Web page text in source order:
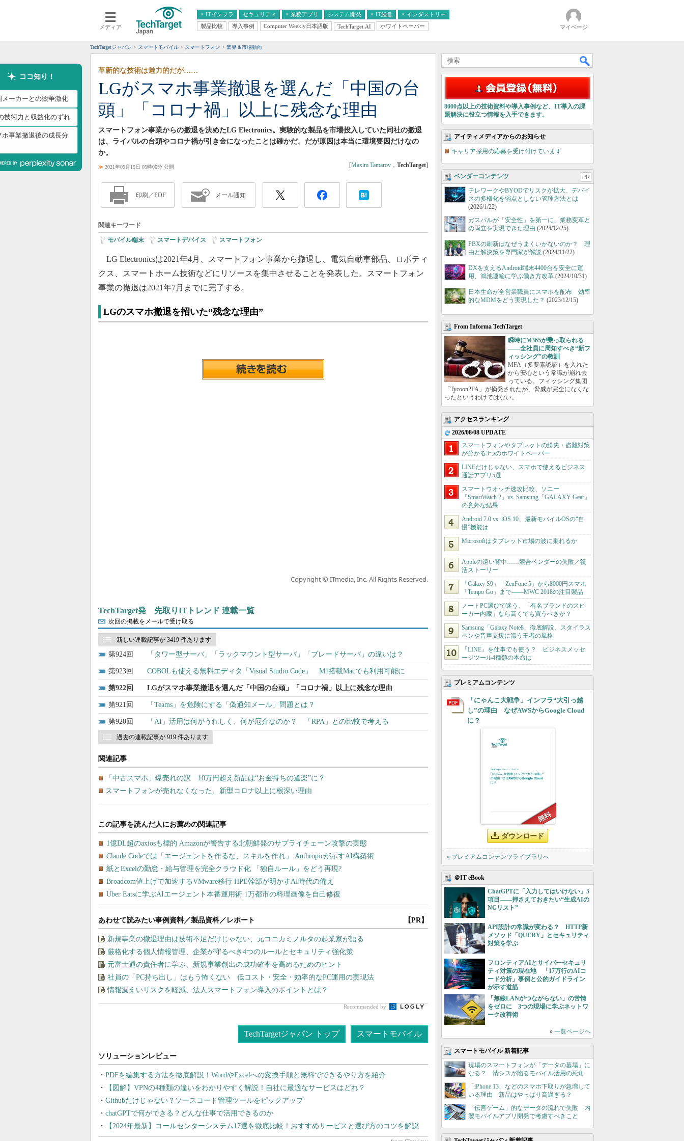
メディア
ITインフラ
クラウド
スマートモバイル
ネットワーク
システム運用管理
セキュリティ 業務アプリ
エンタープライズAI
ERP
CX
情報系システム
システム開発 IT経営
経営とIT
インダストリー
医療IT
製品比較 導入事例 Computer Weekly日本語版 TechTarget.AI ホワイトペーパー マイページ
TechTargetジャパン スマートモバイル スマートフォン 業界＆市場動向
ココ知り！
メーカーとの競争激化
技術力と収益化のずれ
ホ事業撤退後の成長分
LGがスマホ事業撤退を選んだ「中国の台
頭」「コロナ禍」以上に残念な理由
革新的な技術は魅力的だが……
スマートフォン事業からの撤退を決めたLG Electronics。実験的な製品を市場投入していた同社の撤退
は、ライバルの台頭やコロナ禍が引き金になったことは確かだ。だが原因は本当に環境要因だけなの
か。
≫ 2021年05月15日 05時00分 公開 [Maxim Tamarov ， TechTarget]
印刷／PDF メール通知
関連キーワード
モバイル端末 スマートデバイス スマートフォン
LG Electronicsは2021年4月、スマートフォン事業から撤退し、電気自動車部品、ロボティ
クス、スマートホーム技術などにリソースを集中させることを発表した。スマートフォン
事業の撤退は2021年7月までに完了する。
LGのスマホ撤退を招いた“残念な理由”
Copyright © ITmedia, Inc. All Rights Reserved.
TechTarget発 先取りITトレンド 連載一覧
次回の掲載をメールで受け取る
新しい連載記事が 3419 件あります
924 「タワー型サーバ」「ラックマウント型サーバ」「ブレードサーバ」の違いは？
923 COBOLも使える無料エディタ「Visual Studio Code」 M1搭載Macでも利用可能に
922 LGがスマホ事業撤退を選んだ「中国の台頭」「コロナ禍」以上に残念な理由
921 「Teams」を危険にする「偽通知メール」問題とは？
920 「AI」活用は何がうれしく、何が厄介なのか？ 「RPA」との比較で考える
過去の連載記事が 919 件あります
関連記事
「中古スマホ」爆売れの訳 10万円超え新品は“お金持ちの道楽”に？
スマートフォンが売れなくなった、新型コロナ以上に根深い理由
あわせて読みたい事例資料／製品資料／レポート 【PR】
新規事業の撤退理由は技術不足だけじゃない、元コニカミノルタの起業家が語る
厳格化する個人情報管理、企業が守るべき4つのルールとセキュリティ強化策
元富士通の責任者に学ぶ、新規事業創出の成功確率を高めるためのヒント
社員の「PC持ち出し」はもう怖くない 低コスト・安全・効率的なPC運用の実現法
情報漏えいリスクを軽減、法人スマートフォン導入のポイントとは？
Recommended by
TechTargetジャパン トップ スマートモバイル
PDFを編集する方法を徹底解説！WordやExcelへの変換手順と無料でできるやり方を紹介
【図解】VPNの4種類の違いをわかりやすく解説！自社に最適なサービスはどれ？
Githubだけじゃない？ソースコード管理ツールをピックアップ
chatGPTで何ができる？どんな仕事で活用できるのか
【2024年最新】コールセンターシステム17選を徹底比較！おすすめサービスと選び方のコツを解説
8000点以上の技術資料や導入事例など、IT導入の課
題解決に役立つ情報を入手できます。
アイティメディアからのお知らせ
キャリア採用の応募を受け付けています
ベンダーコンテンツ PR
テレワークやBYODでリスクが拡大、デバイ
スの多様化を弱点としない管理方法とは
(2026/1/22)
ガスパルが「安全性」を第一に、業務変革と
の両立を実現できた理由 (2024/12/25)
PBXの刷新はなぜうまくいかないのか？ 理
由と解決策を専門家が解説 (2024/11/22)
DXを支えるAndroid端末4400台を安全に運
用、鴻池運輸に学ぶ働き方改革 (2024/10/31)
日本生命が全営業職員にスマホを配布 効率
的なMDMをどう実現した？ (2023/12/15)
From Informa TechTarget
瞬時にM365が乗っ取られる
――全社員に周知すべき“新フ
ィッシング”の教訓
MFA（多要素認証）を入れた
から安心という常識が崩れ去
っている。フィッシング集団
「Tycoon2FA」が摘発されたが、脅威が完全になくな
ったというわけではない。
アクセスランキング
2026/08/08 UPDATE
スマートフォンやタブレットの紛失・盗難対策
が分かる3つのホワイトペーパー
LINEだけじゃない、スマホで使えるビジネス
通話アプリ5選
スマートウオッチ速攻比較、ソニー
「SmartWatch 2」vs. Samsung「GALAXY Gear」
の意外な結果
Android 7.0 vs. iOS 10、最新モバイルOSの“自
慢”機能は
Microsoftはタブレット市場の波に乗れるか
Appleの遠い背中……競合ベンダーの失敗／復
活ストーリー
「Galaxy S9」「ZenFone 5」から8000円スマホ
「Tempo Go」まで――MWC 2018の注目製品
ノートPC選びで迷う、「有名ブランドのスピ
ーカー内蔵」なら高くても買うべきか？
Samsung「Galaxy Note8」徹底解説、スタイラス
ペンや音声支援に漂う王者の風格
「LINE」を仕事でも使う？ ビジネスメッセ
ージツール4種類の本命は
プレミアムコンテンツ
「にゃんこ大戦争」インフラ“大引っ越
し”の理由 なぜAWSからGoogle Cloud
に？
ダウンロード
» プレミアムコンテンツライブラリへ
＠IT eBook
ChatGPTに「入力してはいけない」5
項目――押さえておきたい“生成AIの
NGリスト”
API設計の常識が変わる？ HTTP新
メソッド「QUERY」とセキュリティ
対策を学ぶ
フロンティアAIとサイバーセキュリ
ティ対策の現在地 「17万行のAIコ
ード分析」事例と公的ガイドライン
が示す道筋
「無線LANがつながらない」の苦情
をゼロに 3つの現場に学ぶネットワ
ーク改善術
» 一覧ページへ
スマートモバイル 新着記事
現場のスマートフォンが「データの墓場」に
なる？ 情シスが陥るモバイル活用の死角
「iPhone 13」などのスマホ下取りが急増して
いる理由 新品はやっぱり高過ぎる？
「伝言ゲーム」的なデータの流れで失敗 内
製モバイルアプリ開発で考慮すべきこと